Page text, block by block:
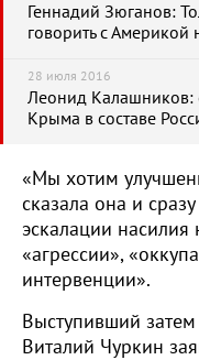
Геннадий Зюганов:
говорить с Америкой
28 июля 2016
Леонид Калашников:
Крыма в составе
«Мы хотим
сказала она и
эскалации насилия
«агрессии»,
интервенции».
Выступивший
Виталий Чуркин